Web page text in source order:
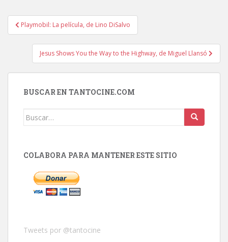
Navegación
de
entradas
Playmobil: La película, de Lino DiSalvo
Jesus Shows You the Way to the Highway, de Miguel Llansó
BUSCAR EN TANTOCINE.COM
Buscar:
COLABORA PARA MANTENER ESTE SITIO
Tweets por @tantocine